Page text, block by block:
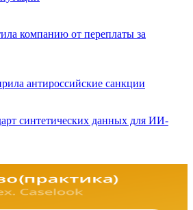
компанию от переплаты за
антироссийские санкции
синтетических данных для ИИ-